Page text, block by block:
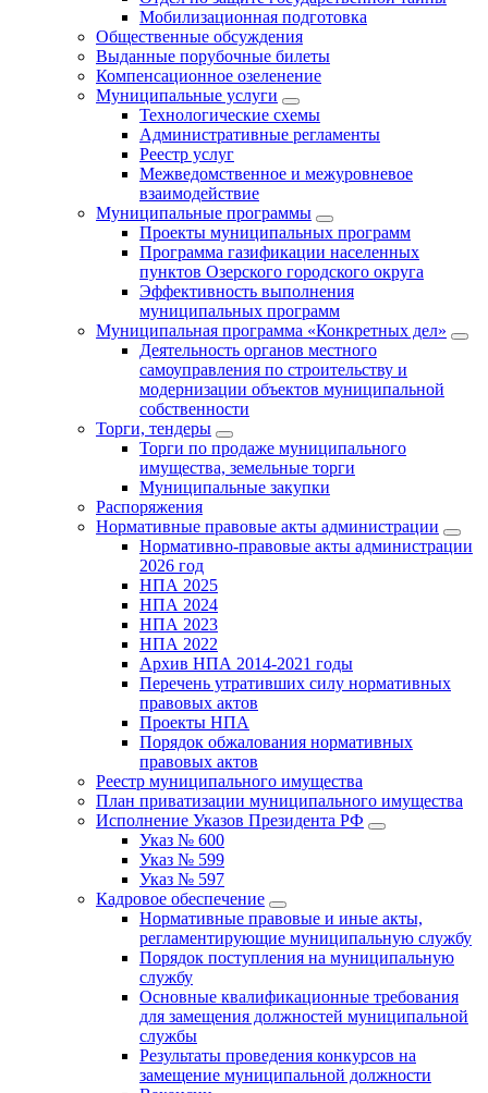
Мобилизационная подготовка
Общественные обсуждения
Выданные порубочные билеты
Компенсационное озеленение
Муниципальные услуги
Технологические схемы
Административные регламенты
Реестр услуг
Межведомственное и межуровневое
взаимодействие
Муниципальные программы
Проекты муниципальных программ
Программа газификации населенных
пунктов Озерского городского округа
Эффективность выполнения
муниципальных программ
Муниципальная программа «Конкретных дел»
Деятельность органов местного
самоуправления по строительству и
модернизации объектов муниципальной
собственности
Торги, тендеры
Торги по продаже муниципального
имущества, земельные торги
Муниципальные закупки
Распоряжения
Нормативные правовые акты администрации
Нормативно-правовые акты администрации
2026 год
НПА 2025
НПА 2024
НПА 2023
НПА 2022
Архив НПА 2014-2021 годы
Перечень утративших силу нормативных
правовых актов
Проекты НПА
Порядок обжалования нормативных
правовых актов
Реестр муниципального имущества
План приватизации муниципального имущества
Исполнение Указов Президента РФ
Указ № 600
Указ № 599
Указ № 597
Кадровое обеспечение
Нормативные правовые и иные акты,
регламентирующие муниципальную службу
Порядок поступления на муниципальную
службу
Основные квалификационные требования
для замещения должностей муниципальной
службы
Результаты проведения конкурсов на
замещение муниципальной должности